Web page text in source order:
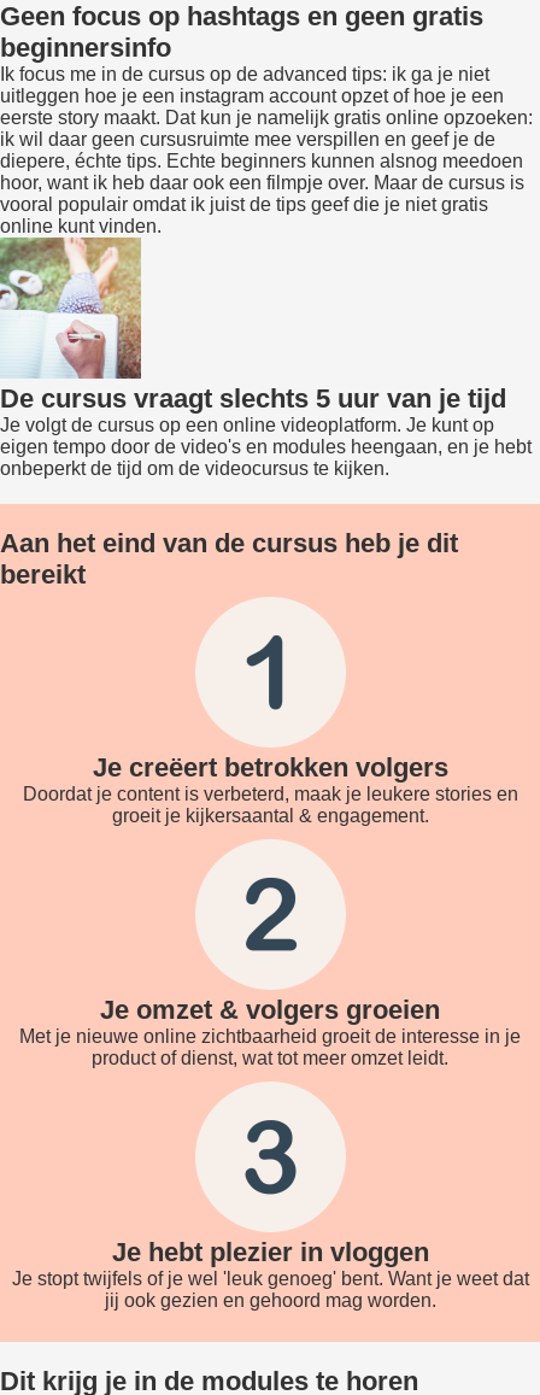
Geen focus op hashtags en geen gratis
beginnersinfo
Ik focus me in de cursus op de advanced tips: ik ga je niet
uitleggen hoe je een instagram account opzet of hoe je een
eerste story maakt. Dat kun je namelijk gratis online opzoeken:
ik wil daar geen cursusruimte mee verspillen en geef je de
diepere, échte tips. Echte beginners kunnen alsnog meedoen
hoor, want ik heb daar ook een filmpje over. Maar de cursus is
vooral populair omdat ik juist de tips geef die je niet gratis
online kunt vinden.
De cursus vraagt slechts 5 uur van je tijd
Je volgt de cursus op een online videoplatform. Je kunt op
eigen tempo door de video's en modules heengaan, en je hebt
onbeperkt de tijd om de videocursus te kijken.
Aan het eind van de cursus heb je dit
bereikt
Je creëert betrokken volgers
Doordat je content is verbeterd, maak je leukere stories en
groeit je kijkersaantal & engagement.
Je omzet & volgers groeien
Met je nieuwe online zichtbaarheid groeit de interesse in je
product of dienst, wat tot meer omzet leidt.
Je hebt plezier in vloggen
Je stopt twijfels of je wel 'leuk genoeg' bent. Want je weet dat
jij ook gezien en gehoord mag worden.
Dit krijg je in de modules te horen